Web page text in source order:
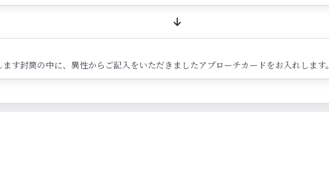
す封筒の中に、異性からご記入をいただきましたアプローチカードをお入れします。